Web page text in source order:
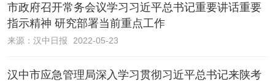
市政府召开常务会议学习习近平总书记重要讲话重要
指示精神 研究部署当前重点工作
来源： 汉中日报 2022-05-23
汉中市应急管理局深入学习贯彻习近平总书记来陕考